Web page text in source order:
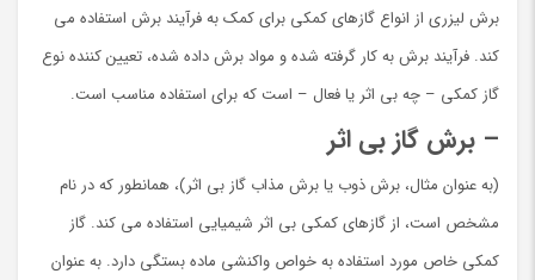
برش لیزری از انواع گازهای کمکی برای کمک به فرآیند برش استفاده می
کند. فرآیند برش به کار گرفته شده و مواد برش داده شده، تعیین کننده نوع
گاز کمکی – چه بی اثر یا فعال – است که برای استفاده مناسب است.
– برش گاز بی اثر
(به عنوان مثال، برش ذوب یا برش مذاب گاز بی اثر)، همانطور که در نام
مشخص است، از گازهای کمکی بی اثر شیمیایی استفاده می کند. گاز
کمکی خاص مورد استفاده به خواص واکنشی ماده بستگی دارد. به عنوان